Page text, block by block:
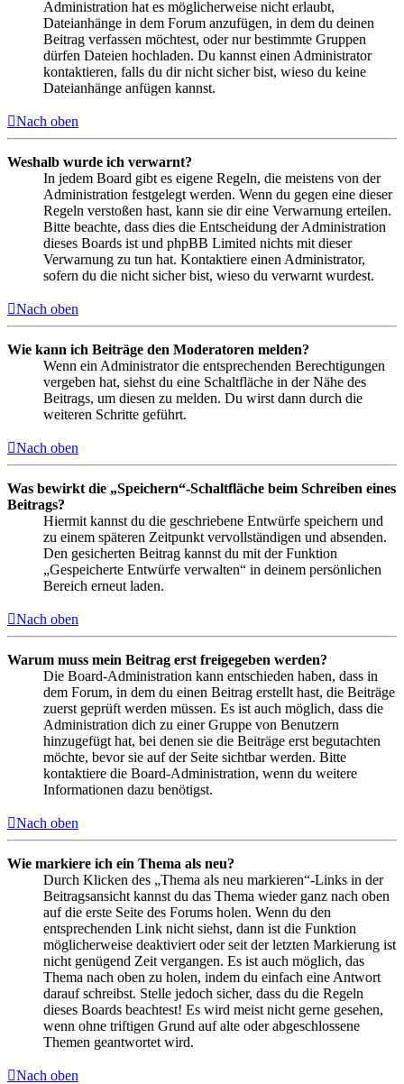
Administration hat es möglicherweise nicht erlaubt,
Dateianhänge in dem Forum anzufügen, in dem du deinen
Beitrag verfassen möchtest, oder nur bestimmte Gruppen
dürfen Dateien hochladen. Du kannst einen Administrator
kontaktieren, falls du dir nicht sicher bist, wieso du keine
Dateianhänge anfügen kannst.
Nach oben
Weshalb wurde ich verwarnt?
In jedem Board gibt es eigene Regeln, die meistens von der
Administration festgelegt werden. Wenn du gegen eine dieser
Regeln verstoßen hast, kann sie dir eine Verwarnung erteilen.
Bitte beachte, dass dies die Entscheidung der Administration
dieses Boards ist und phpBB Limited nichts mit dieser
Verwarnung zu tun hat. Kontaktiere einen Administrator,
sofern du die nicht sicher bist, wieso du verwarnt wurdest.
Nach oben
Wie kann ich Beiträge den Moderatoren melden?
Wenn ein Administrator die entsprechenden Berechtigungen
vergeben hat, siehst du eine Schaltfläche in der Nähe des
Beitrags, um diesen zu melden. Du wirst dann durch die
weiteren Schritte geführt.
Nach oben
Was bewirkt die „Speichern“-Schaltfläche beim Schreiben eines
Beitrags?
Hiermit kannst du die geschriebene Entwürfe speichern und
zu einem späteren Zeitpunkt vervollständigen und absenden.
Den gesicherten Beitrag kannst du mit der Funktion
„Gespeicherte Entwürfe verwalten“ in deinem persönlichen
Bereich erneut laden.
Nach oben
Warum muss mein Beitrag erst freigegeben werden?
Die Board-Administration kann entschieden haben, dass in
dem Forum, in dem du einen Beitrag erstellt hast, die Beiträge
zuerst geprüft werden müssen. Es ist auch möglich, dass die
Administration dich zu einer Gruppe von Benutzern
hinzugefügt hat, bei denen sie die Beiträge erst begutachten
möchte, bevor sie auf der Seite sichtbar werden. Bitte
kontaktiere die Board-Administration, wenn du weitere
Informationen dazu benötigst.
Nach oben
Wie markiere ich ein Thema als neu?
Durch Klicken des „Thema als neu markieren“-Links in der
Beitragsansicht kannst du das Thema wieder ganz nach oben
auf die erste Seite des Forums holen. Wenn du den
entsprechenden Link nicht siehst, dann ist die Funktion
möglicherweise deaktiviert oder seit der letzten Markierung ist
nicht genügend Zeit vergangen. Es ist auch möglich, das
Thema nach oben zu holen, indem du einfach eine Antwort
darauf schreibst. Stelle jedoch sicher, dass du die Regeln
dieses Boards beachtest! Es wird meist nicht gerne gesehen,
wenn ohne triftigen Grund auf alte oder abgeschlossene
Themen geantwortet wird.
Nach oben